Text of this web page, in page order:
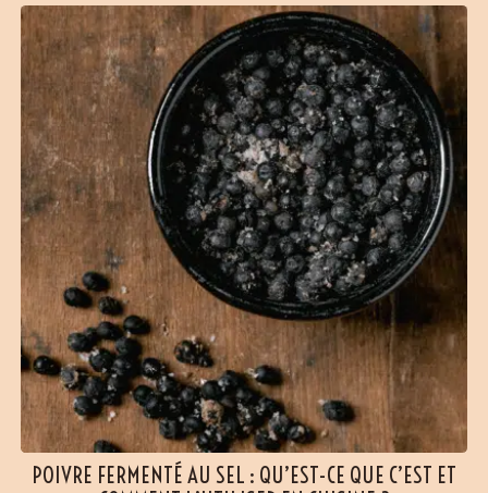
POIVRE FERMENTÉ AU SEL : QU’EST-CE QUE C’EST ET